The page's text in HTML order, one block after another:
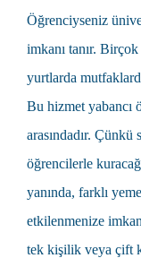
Öğrenciyseniz
imkanı tanır.
yurtlarda
Bu hizmet yabancı
arasındadır.
öğrencilerle
yanında, farklı
etkilenmenize
tek kişilik veya çift